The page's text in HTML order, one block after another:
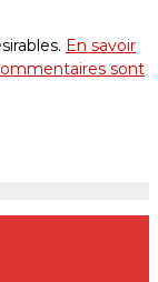
En savoir
sont